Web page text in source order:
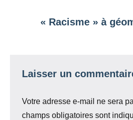
« Racisme » à
Laisser un
Votre adresse e-mail ne sera
champs obligatoires sont